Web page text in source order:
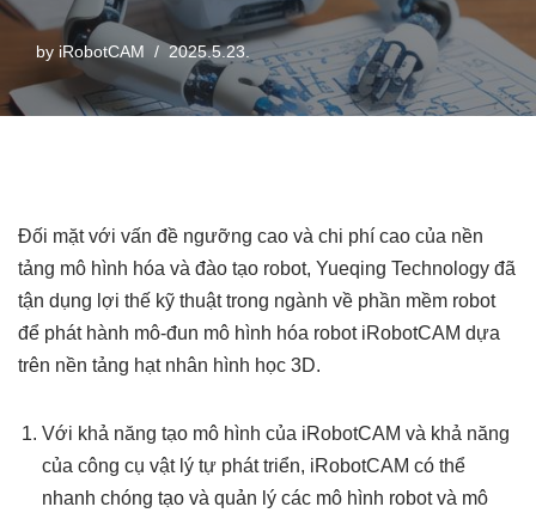
by iRobotCAM 2025.5.23.
Đối mặt với vấn đề ngưỡng cao và chi phí cao của nền
tảng mô hình hóa và đào tạo robot, Yueqing Technology đã
tận dụng lợi thế kỹ thuật trong ngành về phần mềm robot
để phát hành mô-đun mô hình hóa robot iRobotCAM dựa
trên nền tảng hạt nhân hình học 3D.
Với khả năng tạo mô hình của iRobotCAM và khả năng
của công cụ vật lý tự phát triển, iRobotCAM có thể
nhanh chóng tạo và quản lý các mô hình robot và mô